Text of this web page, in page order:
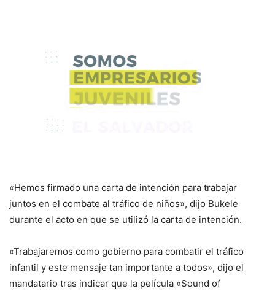
«Hemos firmado una carta de intención para trabajar
juntos en el combate al tráfico de niños», dijo Bukele
durante el acto en que se utilizó la carta de intención.
«Trabajaremos como gobierno para combatir el tráfico
infantil y este mensaje tan importante a todos», dijo el
mandatario tras indicar que la película «Sound of